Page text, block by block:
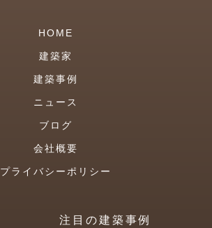
HOME
建築家
建築事例
ニュース
ブログ
会社概要
プライバシーポリシー
注目の建築事例